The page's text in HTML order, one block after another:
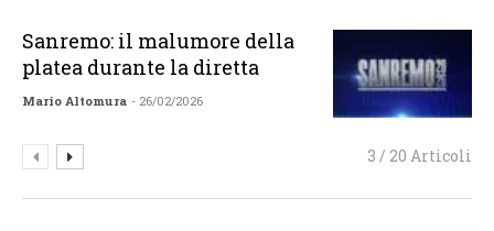
Sanremo: il malumore della
platea durante la diretta
Mario Altomura - 26/02/2026
3 / 20 Articoli